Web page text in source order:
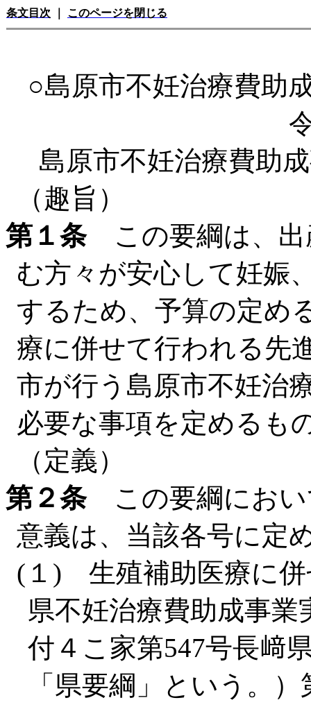
条文目次 このページを閉じる
○島原市不妊治療費助
島原市不妊治療費助
（趣旨）
第１条この要綱は、出
む方々が安心して妊娠
するため、予算の定め
療に併せて行われる先
市が行う島原市不妊治
必要な事項を定めるも
（定義）
第２条この要綱におい
意義は、当該各号に定
(１) 生殖補助医療に
県不妊治療費助成事業
付４こ家第547号長﨑
「県要綱」という。